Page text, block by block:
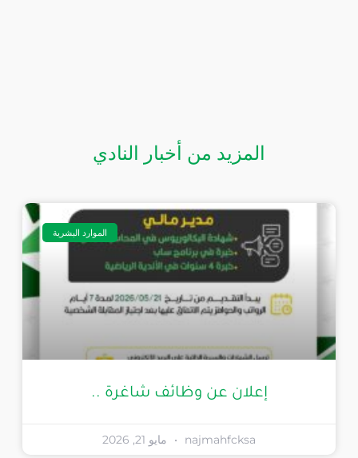
المزيد من أخبار النادي
الموارد البشرية
إعلان عن وظائف شاغرة ..
najmahfcksa مايو 21, 2026